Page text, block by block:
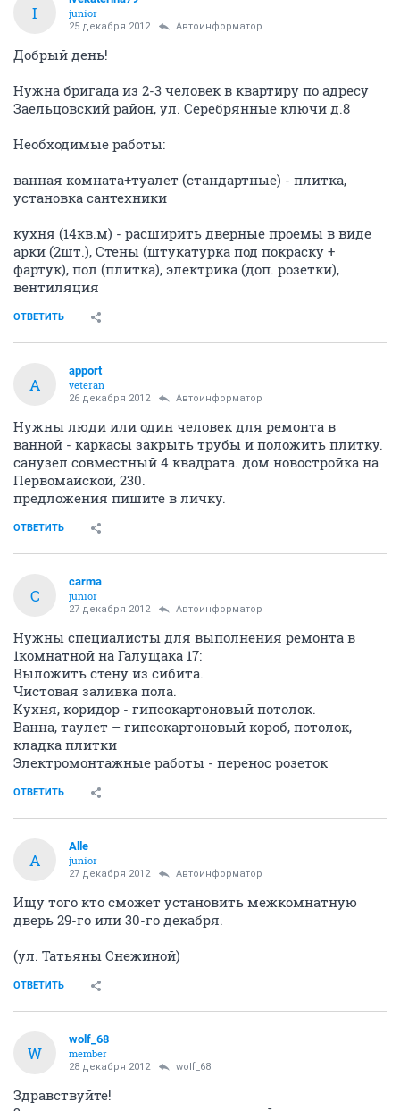
I
junior
25 декабря 2012 Автоинформатор
Добрый день!
Нужна бригада из 2-3 человек в квартиру по адресу
Заельцовский район, ул. Серебрянные ключи д.8
Необходимые работы:
ванная комната+туалет (стандартные) - плитка,
установка сантехники
кухня (14кв.м) - расширить дверные проемы в виде
арки (2шт.), Стены (штукатурка под покраску +
фартук), пол (плитка), электрика (доп. розетки),
вентиляция
ОТВЕТИТЬ
A
apport
veteran
26 декабря 2012 Автоинформатор
Нужны люди или один человек для ремонта в
ванной - каркасы закрыть трубы и положить плитку.
санузел совместный 4 квадрата. дом новостройка на
Первомайской, 230.
предложения пишите в личку.
ОТВЕТИТЬ
C
carma
junior
27 декабря 2012 Автоинформатор
Нужны специалисты для выполнения ремонта в
1комнатной на Галущака 17:
Выложить стену из сибита.
Чистовая заливка пола.
Кухня, коридор - гипсокартоновый потолок.
Ванна, таулет – гипсокартоновый короб, потолок,
кладка плитки
Электромонтажные работы - перенос розеток
ОТВЕТИТЬ
A
Alle
junior
27 декабря 2012 Автоинформатор
Ищу того кто сможет установить межкомнатную
дверь 29-го или 30-го декабря.
(ул. Татьяны Снежиной)
ОТВЕТИТЬ
W
wolf_68
member
28 декабря 2012 wolf_68
Здравствуйте!